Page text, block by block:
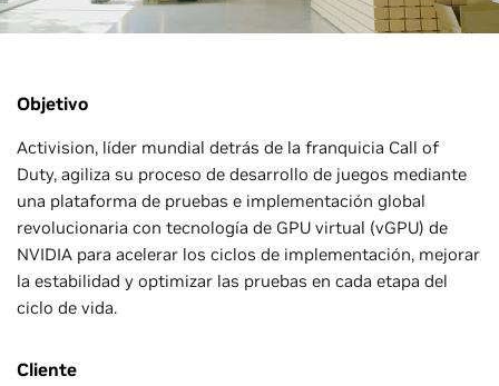
Objetivo
Activision, líder mundial detrás de la franquicia Call of
Duty, agiliza su proceso de desarrollo de juegos mediante
una plataforma de pruebas e implementación global
revolucionaria con tecnología de GPU virtual (vGPU) de
NVIDIA para acelerar los ciclos de implementación, mejorar
la estabilidad y optimizar las pruebas en cada etapa del
ciclo de vida.
Cliente